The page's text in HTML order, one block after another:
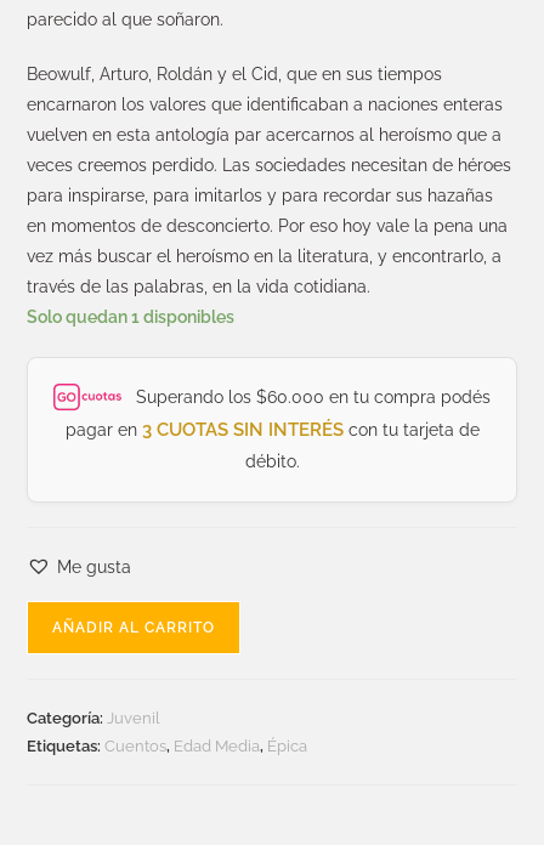
parecido al que soñaron.
Beowulf, Arturo, Roldán y el Cid, que en sus tiempos
encarnaron los valores que identificaban a naciones enteras
vuelven en esta antología par acercarnos al heroísmo que a
veces creemos perdido. Las sociedades necesitan de héroes
para inspirarse, para imitarlos y para recordar sus hazañas
en momentos de desconcierto. Por eso hoy vale la pena una
vez más buscar el heroísmo en la literatura, y encontrarlo, a
través de las palabras, en la vida cotidiana.
Solo quedan 1 disponibles
Superando los $60.000 en tu compra podés
pagar en 3 CUOTAS SIN INTERÉScon tu tarjeta de
débito.
Me gusta
AÑADIR AL CARRITO
Categoría: Juvenil
Etiquetas:Cuentos, Edad Media, Épica